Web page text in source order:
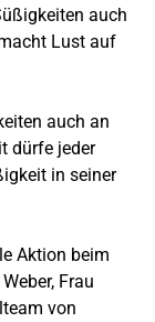
auch
Lust auf
auch an
dürfe jeder
in seiner
Aktion beim
Frau
von